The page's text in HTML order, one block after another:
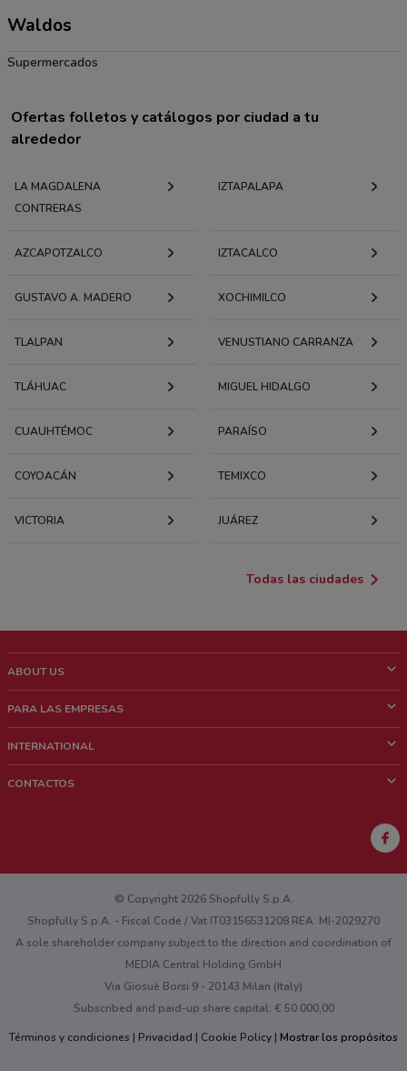
Waldos
Supermercados
Ofertas folletos y catálogos por ciudad a tu
alrededor
LA MAGDALENA
CONTRERAS
IZTAPALAPA
AZCAPOTZALCO IZTACALCO
GUSTAVO A. MADERO XOCHIMILCO
TLALPAN VENUSTIANO CARRANZA
TLÁHUAC MIGUEL HIDALGO
CUAUHTÉMOC PARAÍSO
COYOACÁN TEMIXCO
VICTORIA JUÁREZ
Todas las ciudades
ABOUT US
¿Quiénes Somos?
Trabaja con nosotros
PARA LAS EMPRESAS
Contacto comercial
INTERNATIONAL
CONTACTOS
¿Encontraste un problema en la web o en la aplicación?
© Copyright 2026 Shopfully S.p.A.
Shopfully S.p.A. - Fiscal Code / Vat IT03156531208 REA: MI-2029270
A sole shareholder company subject to the direction and coordination of
MEDIA Central Holding GmbH
Via Giosuè Borsi 9 - 20143 Milan (Italy)
Subscribed and paid-up share capital: € 50.000,00
Términos y condiciones
Privacidad Cookie Policy Mostrar los propósitos